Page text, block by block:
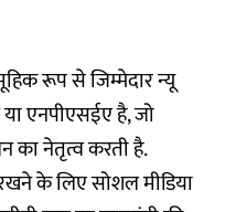
रूप से जिम्मेदार न्यू
एनपीएसईए है, जो
का नेतृत्व करती है.
के लिए सोशल मीडिया